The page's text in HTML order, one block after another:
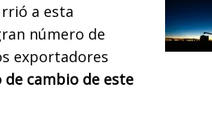
a esta
número de
exportadores
cambio de este